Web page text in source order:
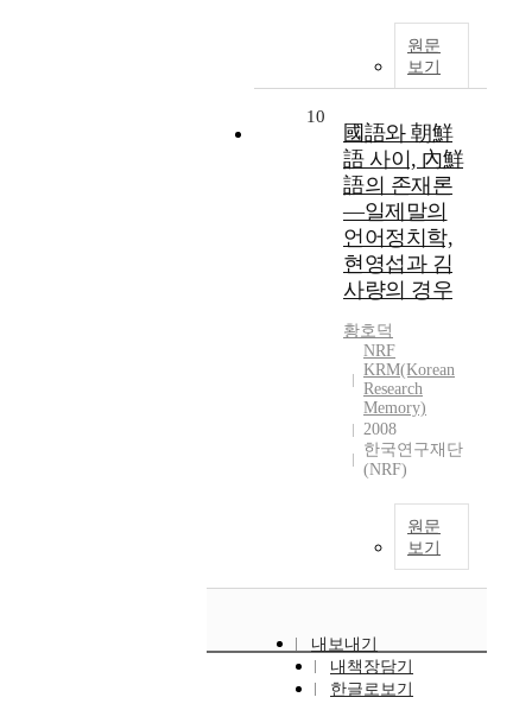
원문
보기
10
國語와 朝鮮
語 사이, 內鮮
語의 존재론
―일제말의
언어정치학,
현영섭과 김
사량의 경우
황호덕
NRF
KRM(Korean
Research
Memory)
2008
한국연구재단
(NRF)
원문
보기
내보내기
내책장담기
한글로보기